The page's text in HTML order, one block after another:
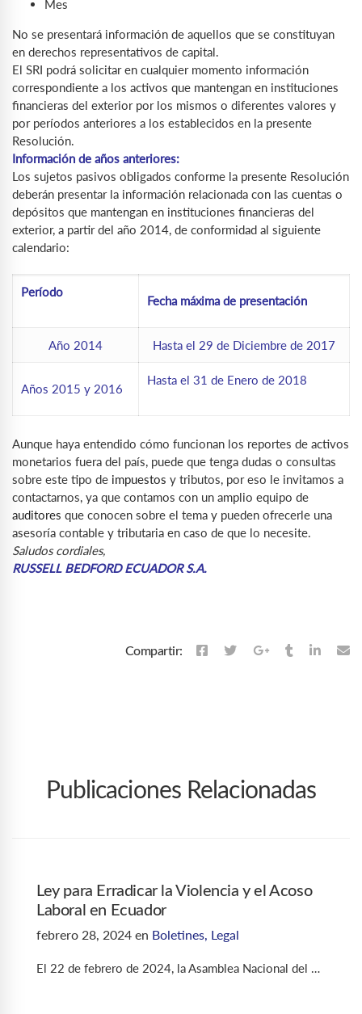
Mes
No se presentará información de aquellos que se constituyan
en derechos representativos de capital.
El SRI podrá solicitar en cualquier momento información
correspondiente a los activos que mantengan en instituciones
financieras del exterior por los mismos o diferentes valores y
por períodos anteriores a los establecidos en la presente
Resolución.
Información de años anteriores:
Los sujetos pasivos obligados conforme la presente Resolución
deberán presentar la información relacionada con las cuentas o
depósitos que mantengan en instituciones financieras del
exterior, a partir del año 2014, de conformidad al siguiente
calendario:
Período
Fecha máxima de presentación
Año 2014 Hasta el 29 de Diciembre de 2017
Años 2015 y 2016
Hasta el 31 de Enero de 2018
Aunque haya entendido cómo funcionan los reportes de activos
monetarios fuera del país, puede que tenga dudas o consultas
sobre este tipo de impuestos y tributos, por eso le invitamos a
contactarnos, ya que contamos con un amplio equipo de
auditores que conocen sobre el tema y pueden ofrecerle una
asesoría contable y tributaria en caso de que lo necesite.
Saludos cordiales,
RUSSELL BEDFORD ECUADOR S.A.
Compartir:
Publicaciones Relacionadas
Ley para Erradicar la Violencia y el Acoso
Laboral en Ecuador
febrero 28, 2024 en Boletines, Legal
El 22 de febrero de 2024, la Asamblea Nacional del …